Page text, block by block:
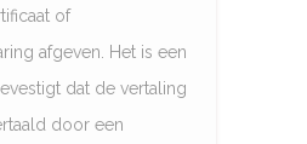
of
afgeven. Het is een
dat de vertaling
door een